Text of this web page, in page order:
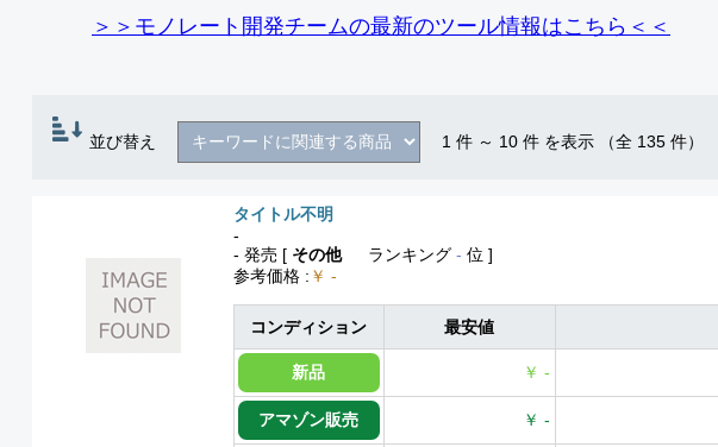
＞＞モノレート開発チームの最新のツール情報はこちら＜＜
並び替え 1 件 ～ 10 件 を表示 （全 135 件）
タイトル不明
-
- 発売 [ その他 ランキング - 位 ]
参考価格 : ￥ -
コンディション 最安値
新品 ￥ -
アマゾン販売 ￥ -